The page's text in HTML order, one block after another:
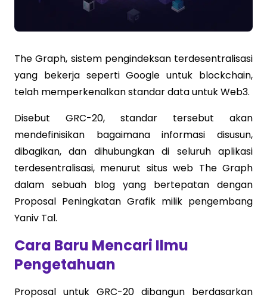
The Graph, sistem pengindeksan terdesentralisasi
yang bekerja seperti Google untuk blockchain,
telah memperkenalkan standar data untuk Web3.
Disebut GRC-20, standar tersebut akan
mendefinisikan bagaimana informasi disusun,
dibagikan, dan dihubungkan di seluruh aplikasi
terdesentralisasi, menurut situs web The Graph
dalam sebuah blog yang bertepatan dengan
Proposal Peningkatan Grafik milik pengembang
Yaniv Tal.
Cara Baru Mencari Ilmu
Pengetahuan
Proposal untuk GRC-20 dibangun berdasarkan